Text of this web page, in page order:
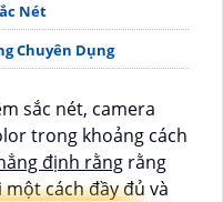
Nét
Chuyên Dụng
sắc nét, camera
trong khoảng cách
định rằng rằng
cách đầy đủ và